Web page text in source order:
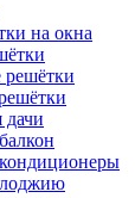
на окна
дачи